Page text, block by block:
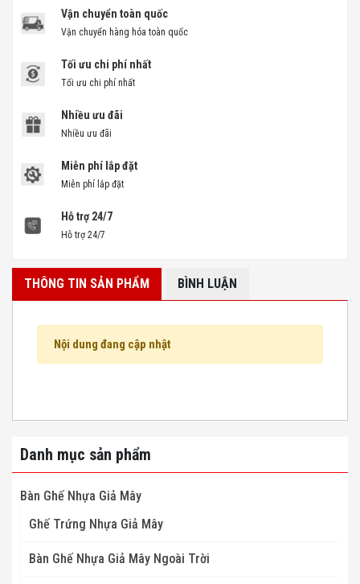
Vận chuyển toàn quốc
Vận chuyển hàng hóa toàn quốc
Tối ưu chi phí nhất
Tối ưu chi phí nhất
Nhiều ưu đãi
Nhiều ưu đãi
Miễn phí lắp đặt
Miễn phí lắp đặt
Hỗ trợ 24/7
Hỗ trợ 24/7
THÔNG TIN SẢN PHẨM BÌNH LUẬN
Nội dung đang cập nhật
Danh mục sản phẩm
Bàn Ghế Nhựa Giả Mây
Ghế Trứng Nhựa Giả Mây
Bàn Ghế Nhựa Giả Mây Ngoài Trời